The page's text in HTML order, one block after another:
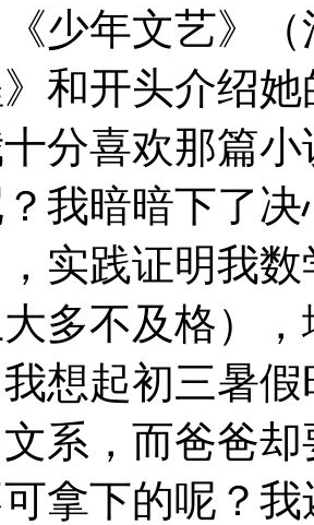
少年文艺》
和开头介绍
分喜欢那篇
我暗暗下了
实践证明我
多不及格）
想起初三暑
系，而爸爸
拿下的呢？